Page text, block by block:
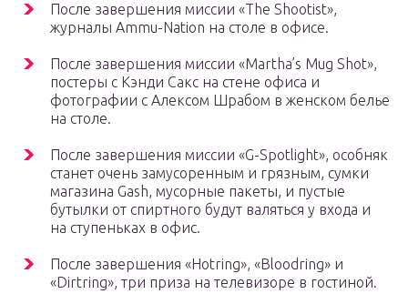
После завершения миссии «The Shootist»,
журналы Ammu-Nation на столе в офисе.
После завершения миссии «Martha’s Mug Shot»,
постеры с Кэнди Сакс на стене офиса и
фотографии с Алексом Шрабом в женском белье
на столе.
После завершения миссии «G-Spotlight», особняк
станет очень замусоренным и грязным, сумки
магазина Gash, мусорные пакеты, и пустые
бутылки от спиртного будут валяться у входа и
на ступеньках в офис.
После завершения «Hotring», «Bloodring» и
«Dirtring», три приза на телевизоре в гостиной.